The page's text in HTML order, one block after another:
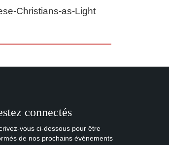
Christians-as-Light
connectés
vous ci-dessous pour être
de nos prochains événements